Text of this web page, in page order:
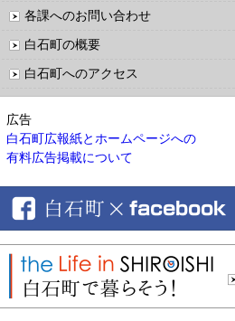
各課へのお問い合わせ
白石町の概要
白石町へのアクセス
広告
白石町広報紙とホームページへの
有料広告掲載について